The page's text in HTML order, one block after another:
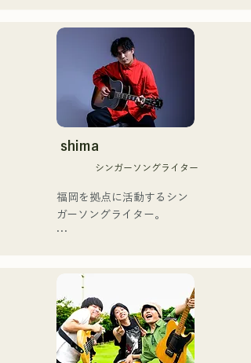
もゴールデンブザーを獲得
した、ノボせもんなべの応
援歌「ゴールデンブザー」
や、アメリカ留学時代の心
友とコライトした本格的カ
ントリーソング「Life Goes
それらの楽曲を揃えた自身
初のフルアルバム「ONE
2025.12.31にリリースし、
iTunesカントリーアルバム
て」、FBS「福岡く
ん。」、「発見らくちゃ
く！」やFUKUOKA
STREET PARTY、
Hannibal Halloween Music
ユニット
コロナ禍に入り、音楽で山
口県を盛り上げたいという
思いからユニットを始動。
当初は動画配信サイトでの
活動のみだったが、2020年
12月より、山口県の地元イ
地元音楽イベントやライブ
ハウスを中心にパフォーマ
ンスをしている。
shima
シンガーソングライター
福岡を拠点に活動するシン
ガーソングライター。
ードの繊細さを併せ持つ楽
曲を届けている。
コンセプトは、「等身大の